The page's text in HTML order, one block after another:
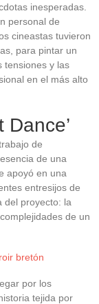
inesperadas.
personal de
cineastas tuvieron
para pintar un
tensiones y las
en el más alto
de
de una
apoyó en una
entresijos de
del proyecto: la
de un
bretón
por los
tejida por